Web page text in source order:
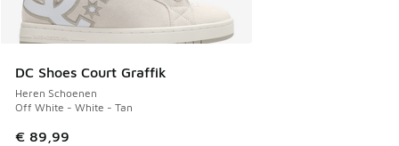
DC Shoes Court Graffik
Heren Schoenen
Off White - White - Tan
€ 89,99